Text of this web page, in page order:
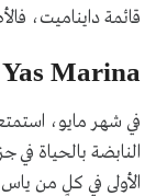
قائمة دايناميت،
Marina
في شهر مايو،
النابضة بالحياة في
الأولى في كلٍ من